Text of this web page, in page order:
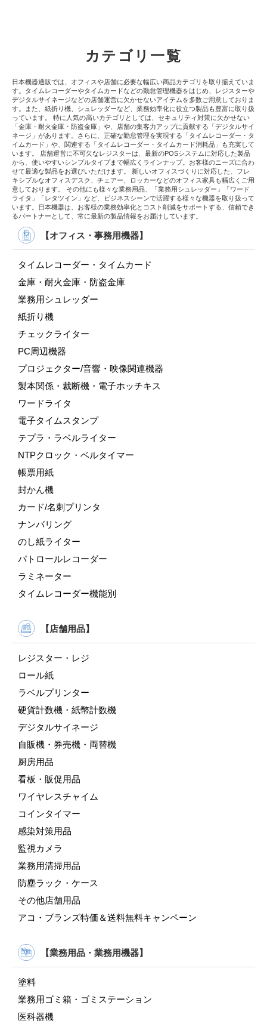
カテゴリ一覧
日本機器通販では、オフィスや店舗に必要な幅広い商品カテゴリを取り揃えていま
す。タイムレコーダーやタイムカードなどの勤怠管理機器をはじめ、レジスターや
デジタルサイネージなどの店舗運営に欠かせないアイテムを多数ご用意しておりま
す。また、紙折り機、シュレッダーなど、業務効率化に役立つ製品も豊富に取り扱
っています。 特に人気の高いカテゴリとしては、セキュリティ対策に欠かせない
「金庫・耐火金庫・防盗金庫」や、店舗の集客力アップに貢献する「デジタルサイ
ネージ」があります。さらに、正確な勤怠管理を実現する「タイムレコーダー・タ
イムカード」や、関連する「タイムレコーダー・タイムカード消耗品」も充実して
います。 店舗運営に不可欠なレジスターは、最新のPOSシステムに対応した製品
から、使いやすいシンプルタイプまで幅広くラインナップ。お客様のニーズに合わ
せて最適な製品をお選びいただけます。 新しいオフィスづくりに対応した、フレ
キシブルなオフィスデスク、チェアー、ロッカーなどのオフィス家具も幅広くご用
意しております。 その他にも様々な業務用品、「業務用シュレッダー」「ワード
ライタ」「レタツイン」など、ビジネスシーンで活躍する様々な機器を取り扱って
います。日本機器は、お客様の業務効率化とコスト削減をサポートする、信頼でき
るパートナーとして、常に最新の製品情報をお届けしています。
【オフィス・事務用機器】
タイムレコーダー・タイムカード
金庫・耐火金庫・防盗金庫
業務用シュレッダー
紙折り機
チェックライター
PC周辺機器
プロジェクター/音響・映像関連機器
製本関係・裁断機・電子ホッチキス
ワードライタ
電子タイムスタンプ
テプラ・ラベルライター
NTPクロック・ベルタイマー
帳票用紙
封かん機
カード/名刺プリンタ
ナンバリング
のし紙ライター
パトロールレコーダー
ラミネーター
タイムレコーダー機能別
【店舗用品】
レジスター・レジ
ロール紙
ラベルプリンター
硬貨計数機・紙幣計数機
デジタルサイネージ
自販機・券売機・両替機
厨房用品
看板・販促用品
ワイヤレスチャイム
コインタイマー
感染対策用品
監視カメラ
業務用清掃用品
防塵ラック・ケース
その他店舗用品
アコ・ブランズ特価＆送料無料キャンペーン
【業務用品・業務用機器】
塗料
業務用ゴミ箱・ゴミステーション
医科器機